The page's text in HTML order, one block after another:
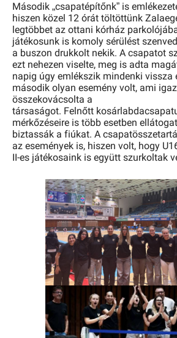
Második „csapatépítőnk” is
hiszen közel 12 órát töltöttünk
legtöbbet az ottani kórház
játékosunk is komoly sérülést
a buszon drukkolt nekik. A csapatot
ezt nehezen viselte, meg is adta
napig úgy emlékszik mindenki vissza
második olyan esemény volt, ami
összekovácsolta a
társaságot. Felnőtt
mérkőzéseire is több esetben
biztassák a fiúkat. A
az események is, hiszen volt, hogy
II-es játékosaink is együtt szurkoltak